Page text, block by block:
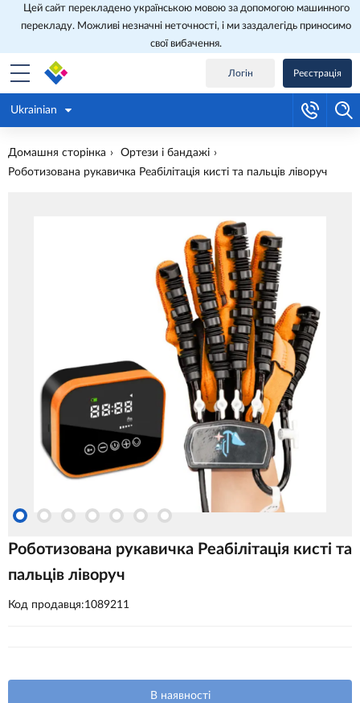
Цей сайт перекладено українською мовою за допомогою машинного
перекладу. Можливі незначні неточності, і ми заздалегідь приносимо
свої вибачення.
Логін Реєстрація
Ukrainian
Домашня сторінка
Ортези і бандажі
Роботизована рукавичка Реабілітація кисті та пальців ліворуч
Роботизована рукавичка Реабілітація кисті та
пальців ліворуч
Код продавця:1089211
В наявності